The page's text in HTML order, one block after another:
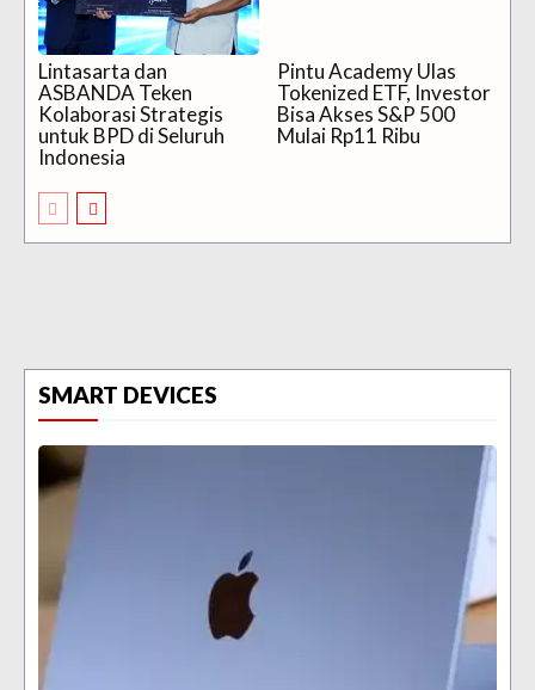
Lintasarta dan
ASBANDA Teken
Kolaborasi Strategis
untuk BPD di Seluruh
Indonesia
Pintu Academy Ulas
Tokenized ETF, Investor
Bisa Akses S&P 500
Mulai Rp11 Ribu
SMART DEVICES